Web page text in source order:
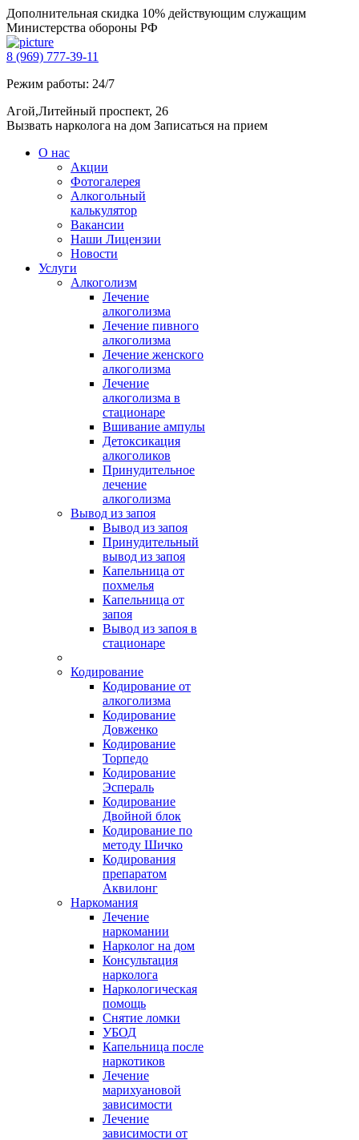
Дополнительная скидка 10% действующим служащим
Министерства обороны РФ
8 (969) 777-39-11
Режим работы: 24/7
Агой,Литейный проспект, 26
Вызвать нарколога на дом Записаться на прием
О нас
Акции
Фотогалерея
Алкогольный
калькулятор
Вакансии
Наши Лицензии
Новости
Услуги
Алкоголизм
Лечение
алкоголизма
Лечение пивного
алкоголизма
Лечение женского
алкоголизма
Лечение
алкоголизма в
стационаре
Вшивание ампулы
Детоксикация
алкоголиков
Принудительное
лечение
алкоголизма
Вывод из запоя
Вывод из запоя
Принудительный
вывод из запоя
Капельница от
похмелья
Капельница от
запоя
Вывод из запоя в
стационаре
Кодирование
Кодирование от
алкоголизма
Кодирование
Довженко
Кодирование
Торпедо
Кодирование
Эспераль
Кодирование
Двойной блок
Кодирование по
методу Шичко
Кодирования
препаратом
Аквилонг
Наркомания
Лечение
наркомании
Нарколог на дом
Консультация
нарколога
Наркологическая
помощь
Снятие ломки
УБОД
Капельница после
наркотиков
Лечение
марихуановой
зависимости
Лечение
зависимости от